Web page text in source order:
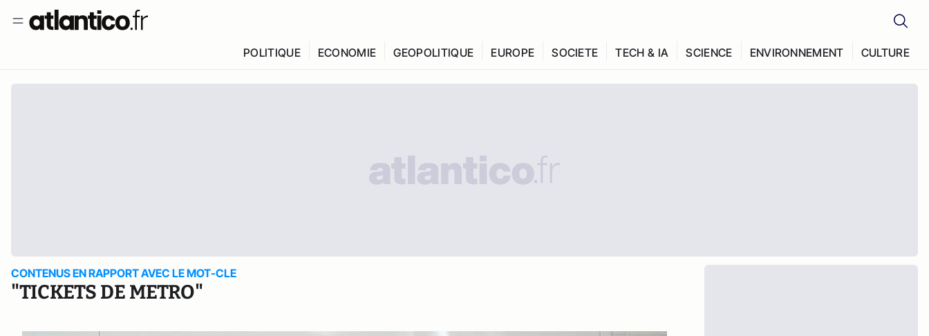
POLITIQUE ECONOMIE GEOPOLITIQUE EUROPE SOCIETE TECH & IA SCIENCE ENVIRONNEMENT CULTURE
CONTENUS EN RAPPORT AVEC LE MOT-CLE
"TICKETS DE METRO"